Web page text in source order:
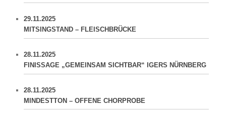
29.11.2025
MITSINGSTAND – FLEISCHBRÜCKE
28.11.2025
FINISSAGE „GEMEINSAM SICHTBAR“ IGERS NÜRNBERG
28.11.2025
MINDESTTON – OFFENE CHORPROBE